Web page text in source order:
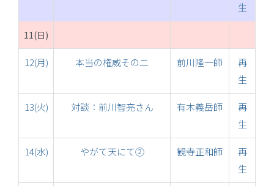
生
11(日)
12(月) 本当の権威その二 前川隆一師
再
生
13(火) 対談：前川智亮さん 有木義岳師
再
生
14(水) やがて天にて② 観寺正和師
再
生